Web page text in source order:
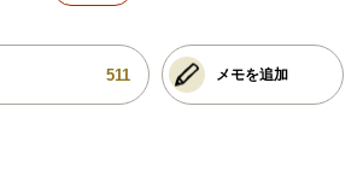
511 メモを追加